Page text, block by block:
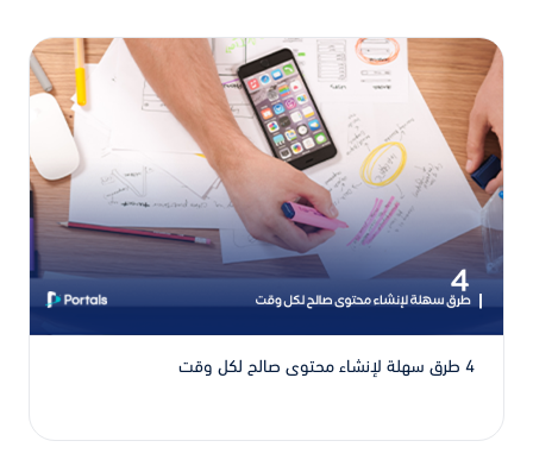
4 طرق سهلة لإنشاء محتوى صالح لكل وقت